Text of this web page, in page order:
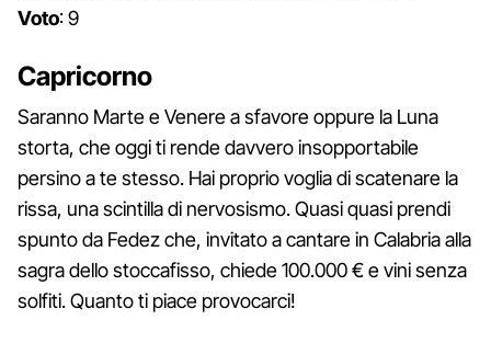
Voto: 9
Capricorno
Saranno Marte e Venere a sfavore oppure la Luna
storta, che oggi ti rende davvero insopportabile
persino a te stesso. Hai proprio voglia di scatenare la
rissa, una scintilla di nervosismo. Quasi quasi prendi
spunto da Fedez che, invitato a cantare in Calabria alla
sagra dello stoccafisso, chiede 100.000 € e vini senza
solfiti. Quanto ti piace provocarci!